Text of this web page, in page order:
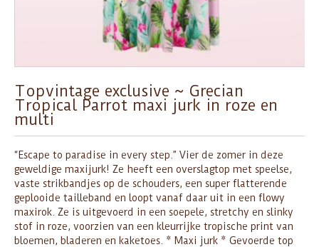
Topvintage exclusive ~ Grecian
Tropical Parrot maxi jurk in roze en
multi
“Escape to paradise in every step.” Vier de zomer in deze
geweldige maxijurk! Ze heeft een overslagtop met speelse,
vaste strikbandjes op de schouders, een super flatterende
geplooide tailleband en loopt vanaf daar uit in een flowy
maxirok. Ze is uitgevoerd in een soepele, stretchy en slinky
stof in roze, voorzien van een kleurrijke tropische print van
bloemen, bladeren en kaketoes. * Maxi jurk * Gevoerde top